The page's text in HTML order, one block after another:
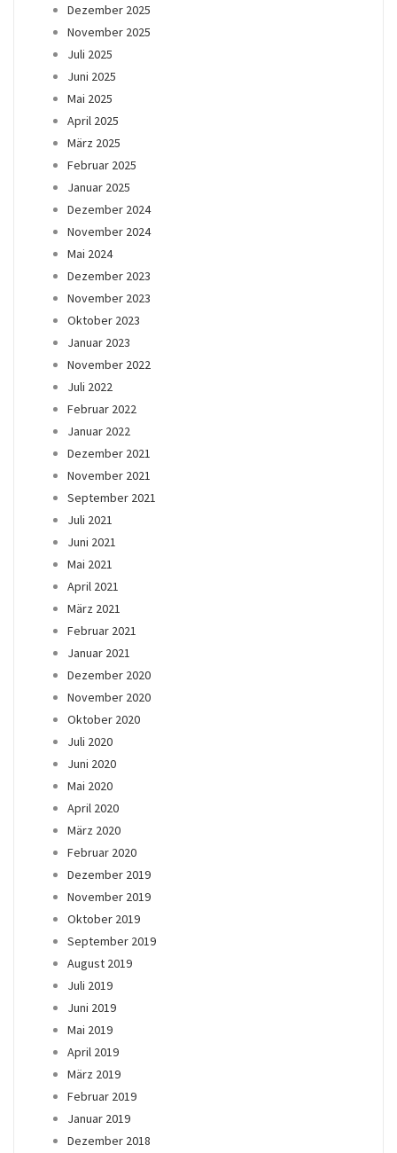
Dezember 2025
November 2025
Juli 2025
Juni 2025
Mai 2025
April 2025
März 2025
Februar 2025
Januar 2025
Dezember 2024
November 2024
Mai 2024
Dezember 2023
November 2023
Oktober 2023
Januar 2023
November 2022
Juli 2022
Februar 2022
Januar 2022
Dezember 2021
November 2021
September 2021
Juli 2021
Juni 2021
Mai 2021
April 2021
März 2021
Februar 2021
Januar 2021
Dezember 2020
November 2020
Oktober 2020
Juli 2020
Juni 2020
Mai 2020
April 2020
März 2020
Februar 2020
Dezember 2019
November 2019
Oktober 2019
September 2019
August 2019
Juli 2019
Juni 2019
Mai 2019
April 2019
März 2019
Februar 2019
Januar 2019
Dezember 2018